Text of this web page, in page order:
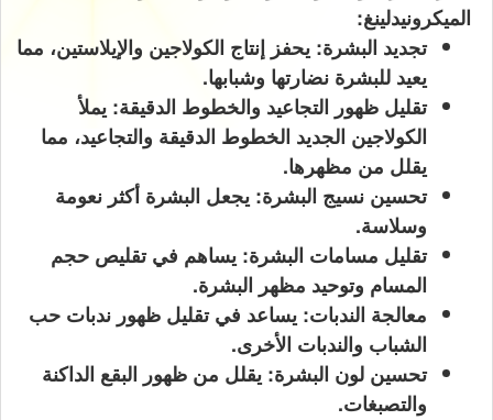
الميكرونيدلينغ:
تجديد البشرة: يحفز إنتاج الكولاجين والإيلاستين، مما
يعيد للبشرة نضارتها وشبابها.
تقليل ظهور التجاعيد والخطوط الدقيقة: يملأ
الكولاجين الجديد الخطوط الدقيقة والتجاعيد، مما
يقلل من مظهرها.
تحسين نسيج البشرة: يجعل البشرة أكثر نعومة
وسلاسة.
تقليل مسامات البشرة: يساهم في تقليص حجم
المسام وتوحيد مظهر البشرة.
معالجة الندبات: يساعد في تقليل ظهور ندبات حب
الشباب والندبات الأخرى.
تحسين لون البشرة: يقلل من ظهور البقع الداكنة
والتصبغات.